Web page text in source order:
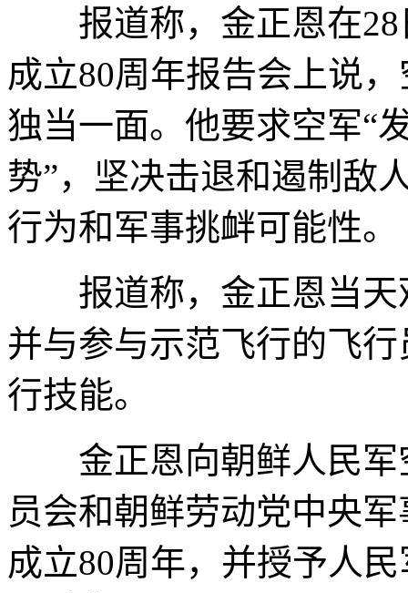
报道称，金正恩在28
成立80周年报告会上说
独当一面。他要求空军“
势”，坚决击退和遏制敌
行为和军事挑衅可能性。
报道称，金正恩当天
并与参与示范飞行的飞
行技能。
金正恩向朝鲜人民军
员会和朝鲜劳动党中央
成立80周年，并授予人